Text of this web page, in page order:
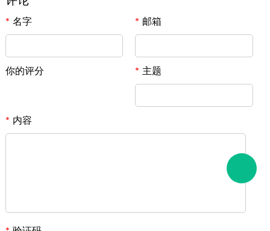
* 名字 * 邮箱
你的评分 * 主题
* 内容